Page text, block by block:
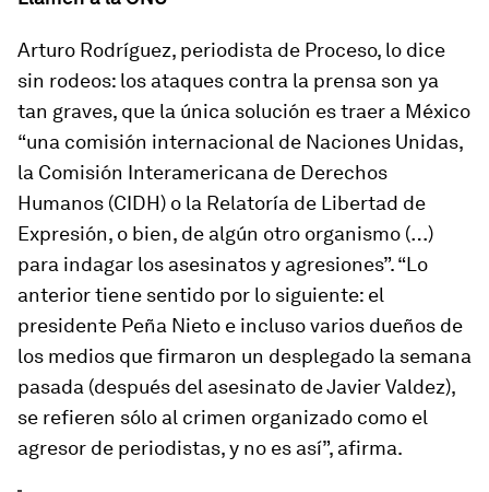
Arturo Rodríguez, periodista de Proceso, lo dice
sin rodeos: los ataques contra la prensa son ya
tan graves, que la única solución es traer a México
“una comisión internacional de Naciones Unidas,
la Comisión Interamericana de Derechos
Humanos (CIDH) o la Relatoría de Libertad de
Expresión, o bien, de algún otro organismo (…)
para indagar los asesinatos y agresiones”. “Lo
anterior tiene sentido por lo siguiente: el
presidente Peña Nieto e incluso varios dueños de
los medios que firmaron un desplegado la semana
pasada (después del asesinato de Javier Valdez),
se refieren sólo al crimen organizado como el
agresor de periodistas, y no es así”, afirma.